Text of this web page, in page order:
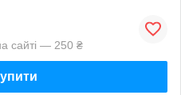
сайті — 250 ₴